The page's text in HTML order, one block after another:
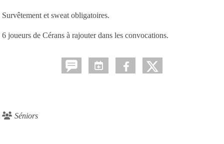
Survêtement et sweat obligatoires.
6 joueurs de Cérans à rajouter dans les convocations.
Séniors